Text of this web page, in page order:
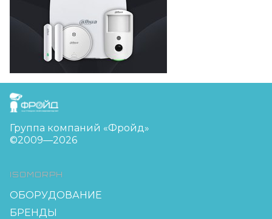
FreudGroup
Группа компаний «Фройд»
©2009—2026
ISOMORPH
ОБОРУДОВАНИЕ
БРЕНДЫ